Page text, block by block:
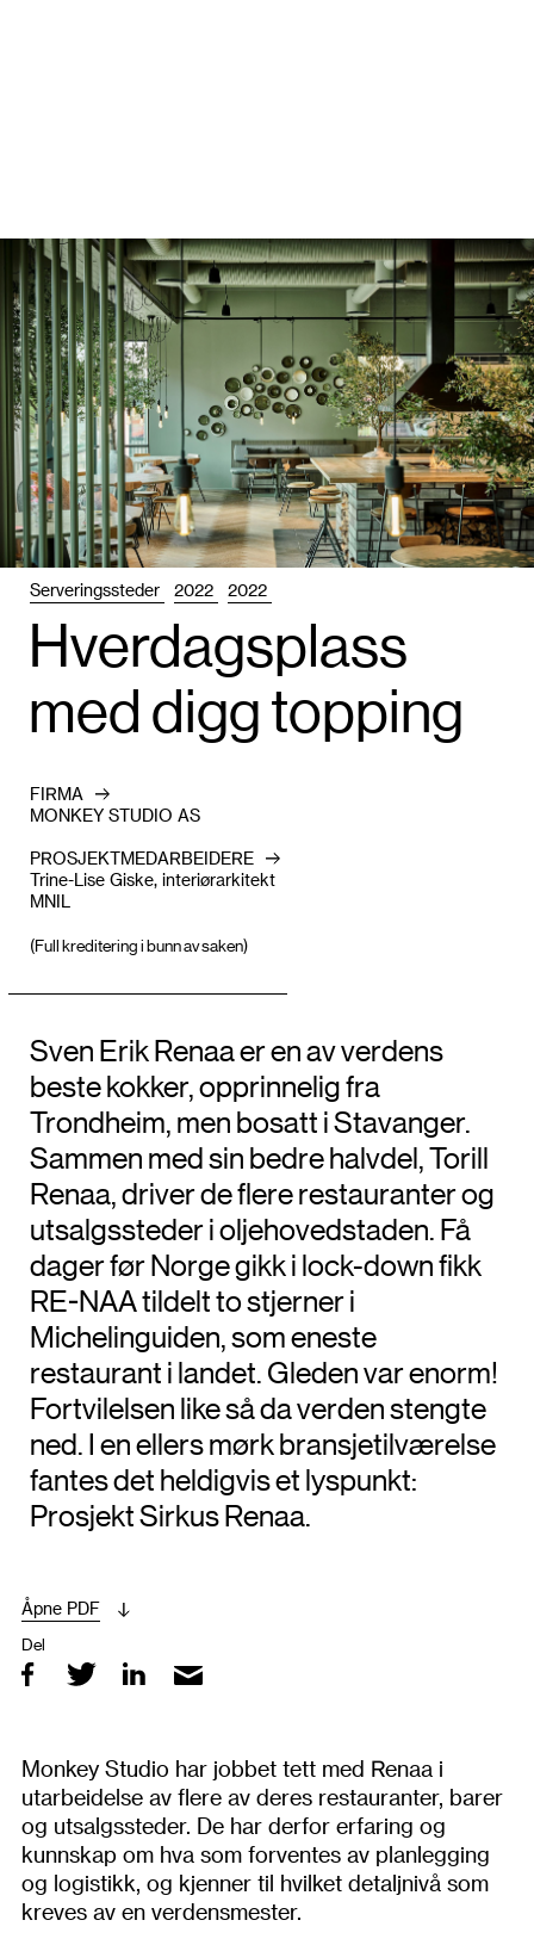
Serveringssteder 2022 2022
Hverdagsplass
med digg topping
FIRMA
MONKEY STUDIO AS
PROSJEKTMEDARBEIDERE
Trine-Lise Giske, interiørarkitekt
MNIL
(Full kreditering i bunn av saken)
Sven Erik Renaa er en av verdens
beste kokker, opprinnelig fra
Trondheim, men bosatt i Stavanger.
Sammen med sin bedre halvdel, Torill
Renaa, driver de flere restauranter og
utsalgssteder i oljehovedstaden. Få
dager før Norge gikk i lock-down fikk
RE-NAA tildelt to stjerner i
Michelinguiden, som eneste
restaurant i landet. Gleden var enorm!
Fortvilelsen like så da verden stengte
ned. I en ellers mørk bransjetilværelse
fantes det heldigvis et lyspunkt:
Prosjekt Sirkus Renaa.
Åpne PDF
Del
Monkey Studio har jobbet tett med Renaa i
utarbeidelse av flere av deres restauranter, barer
og utsalgssteder. De har derfor erfaring og
kunnskap om hva som forventes av planlegging
og logistikk, og kjenner til hvilket detaljnivå som
kreves av en verdensmester.